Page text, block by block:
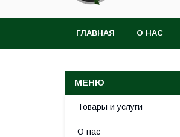
ГЛАВНАЯ О НАС
Товары и услуги
О нас